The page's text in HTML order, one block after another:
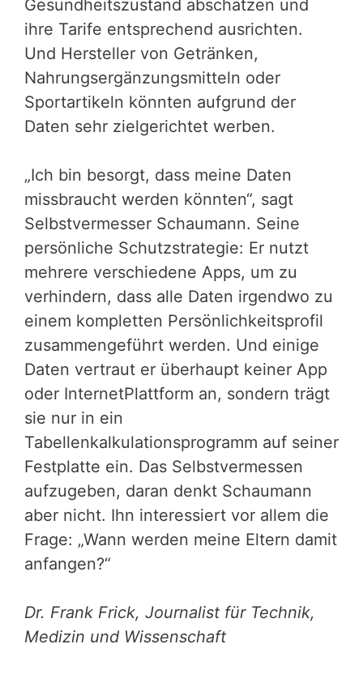
Gesundheitszustand abschätzen und
ihre Tarife entsprechend ausrichten.
Und Hersteller von Getränken,
Nahrungsergänzungsmitteln oder
Sportartikeln könnten aufgrund der
Daten sehr zielgerichtet werben.
„Ich bin besorgt, dass meine Daten
missbraucht werden könnten“, sagt
Selbstvermesser Schaumann. Seine
persönliche Schutzstrategie: Er nutzt
mehrere verschiedene Apps, um zu
verhindern, dass alle Daten irgendwo zu
einem kompletten Persönlichkeitsprofil
zusammengeführt werden. Und einige
Daten vertraut er überhaupt keiner App
oder InternetPlattform an, sondern trägt
sie nur in ein
Tabellenkalkulationsprogramm auf seiner
Festplatte ein. Das Selbstvermessen
aufzugeben, daran denkt Schaumann
aber nicht. Ihn interessiert vor allem die
Frage: „Wann werden meine Eltern damit
anfangen?“
Dr. Frank Frick, Journalist für Technik,
Medizin und Wissenschaft